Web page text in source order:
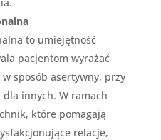
to umiejętność
pacjentom wyrażać
sposób asertywny, przy
innych. W ramach
które pomagają
relacje,